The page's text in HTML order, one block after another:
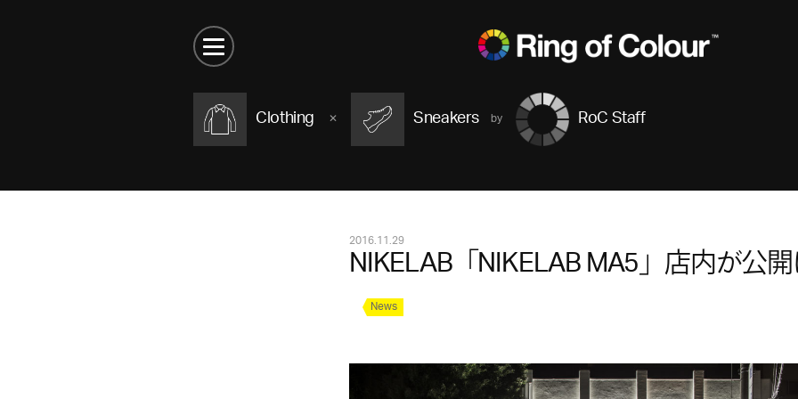
Clothing Sneakers RoC Staff
2016.11.29
NIKELAB「NIKELAB MA5」店内が公
News